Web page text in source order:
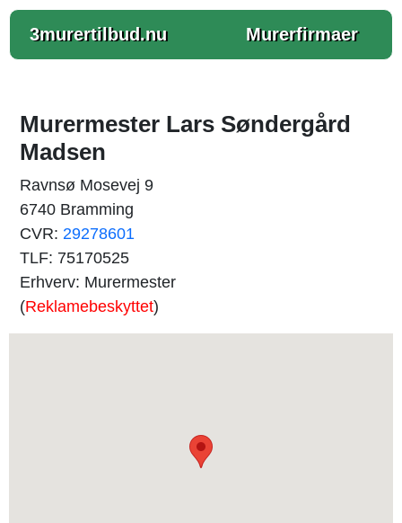
3murertilbud.nu Murerfirmaer
Murermester Lars Søndergård
Madsen
Ravnsø Mosevej 9
6740 Bramming
CVR: 29278601
TLF: 75170525
Erhverv: Murermester
(Reklamebeskyttet)